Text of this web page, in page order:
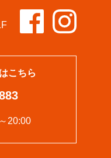
こちら
20:00